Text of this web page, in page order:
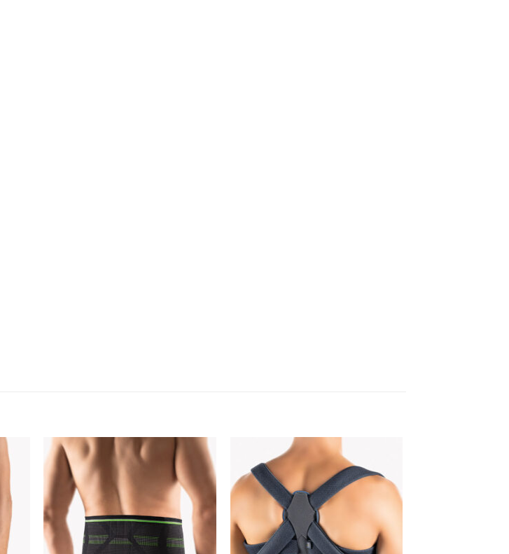
Add to
wishlist
Add to
wishlist